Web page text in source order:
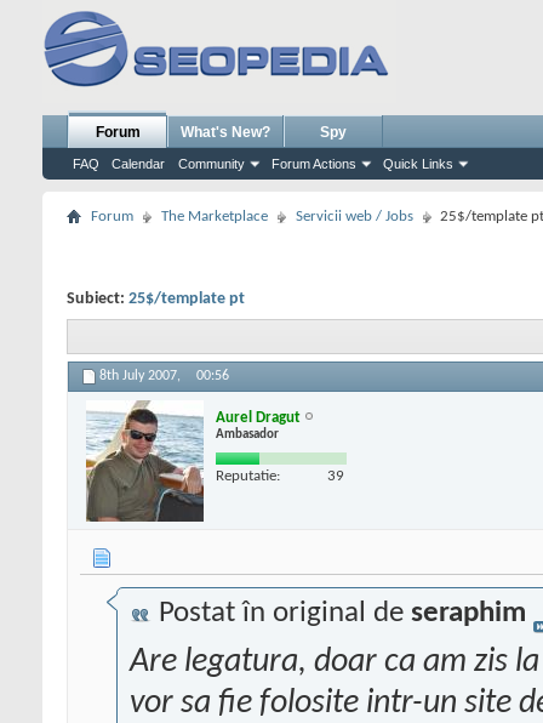
Forum
FAQ Calendar Community Forum Actions Quick Links
What's New? Spy
Forum The Marketplace Servicii web / Jobs 25$/template pt
Subiect: 25$/template pt
8th July 2007, 00:56
Aurel Dragut
Ambasador
Reputatie: 39
Postat în original de seraphim
Are legatura, doar ca am zis
vor sa fie folosite intr-un site